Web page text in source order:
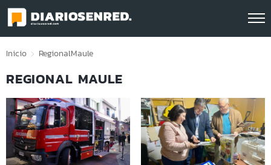
Click acá para ir directamente al contenido
Inicio RegionalMaule
REGIONAL MAULE